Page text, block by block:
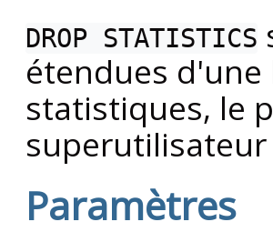
DROP STATISTICS
étendues
statistiques, le
Paramètres